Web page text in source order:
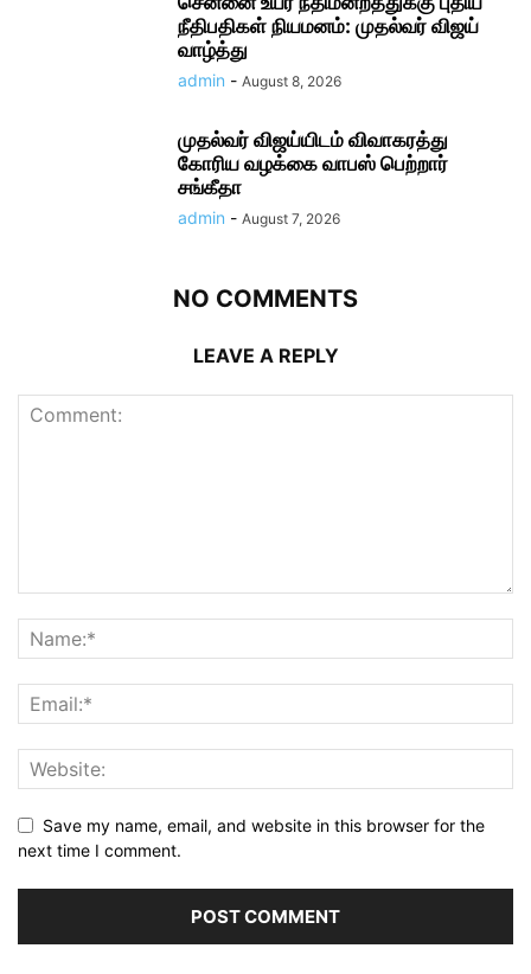
நீதிபதிகள் நியமனம்: முதல்வர் விஜய்
வாழ்த்து
admin - August 8, 2026
முதல்வர் விஜய்யிடம் விவாகரத்து
கோரிய வழக்கை வாபஸ் பெற்றார்
சங்கீதா
admin - August 7, 2026
NO COMMENTS
LEAVE A REPLY
Save my name, email, and website in this browser for the
next time I comment.